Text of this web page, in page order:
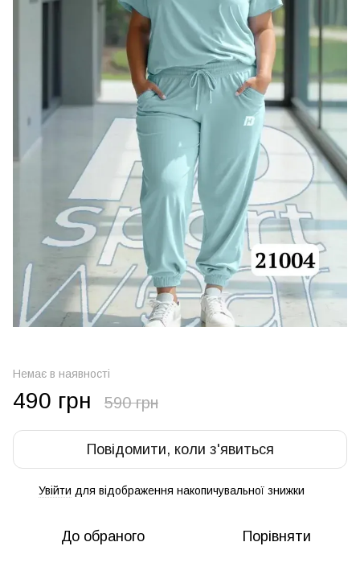
Немає в наявності
490 грн 590 грн
Повідомити, коли з'явиться
Увійти для відображення накопичувальної знижки
До обраного Порівняти